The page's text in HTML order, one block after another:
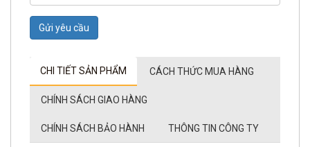
Gửi yêu cầu
CHI TIẾT SẢN PHẨM CÁCH THỨC MUA HÀNG
CHÍNH SÁCH GIAO HÀNG
CHÍNH SÁCH BẢO HÀNH THÔNG TIN CÔNG TY